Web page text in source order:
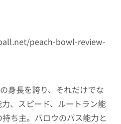
peach-bowl-review-
身長を誇り、それだけでな
、スピード、ルートラン能
ち主。バロウのパス能力と